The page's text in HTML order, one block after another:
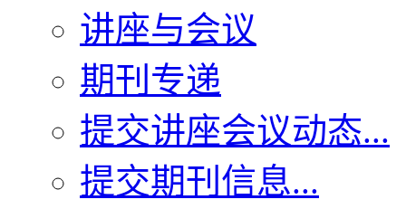
讲座与会议
期刊专递
提交讲座会议动态...
提交期刊信息...